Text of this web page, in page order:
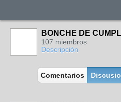
BONCHE DE
107 miembros
Descripción
Comentarios